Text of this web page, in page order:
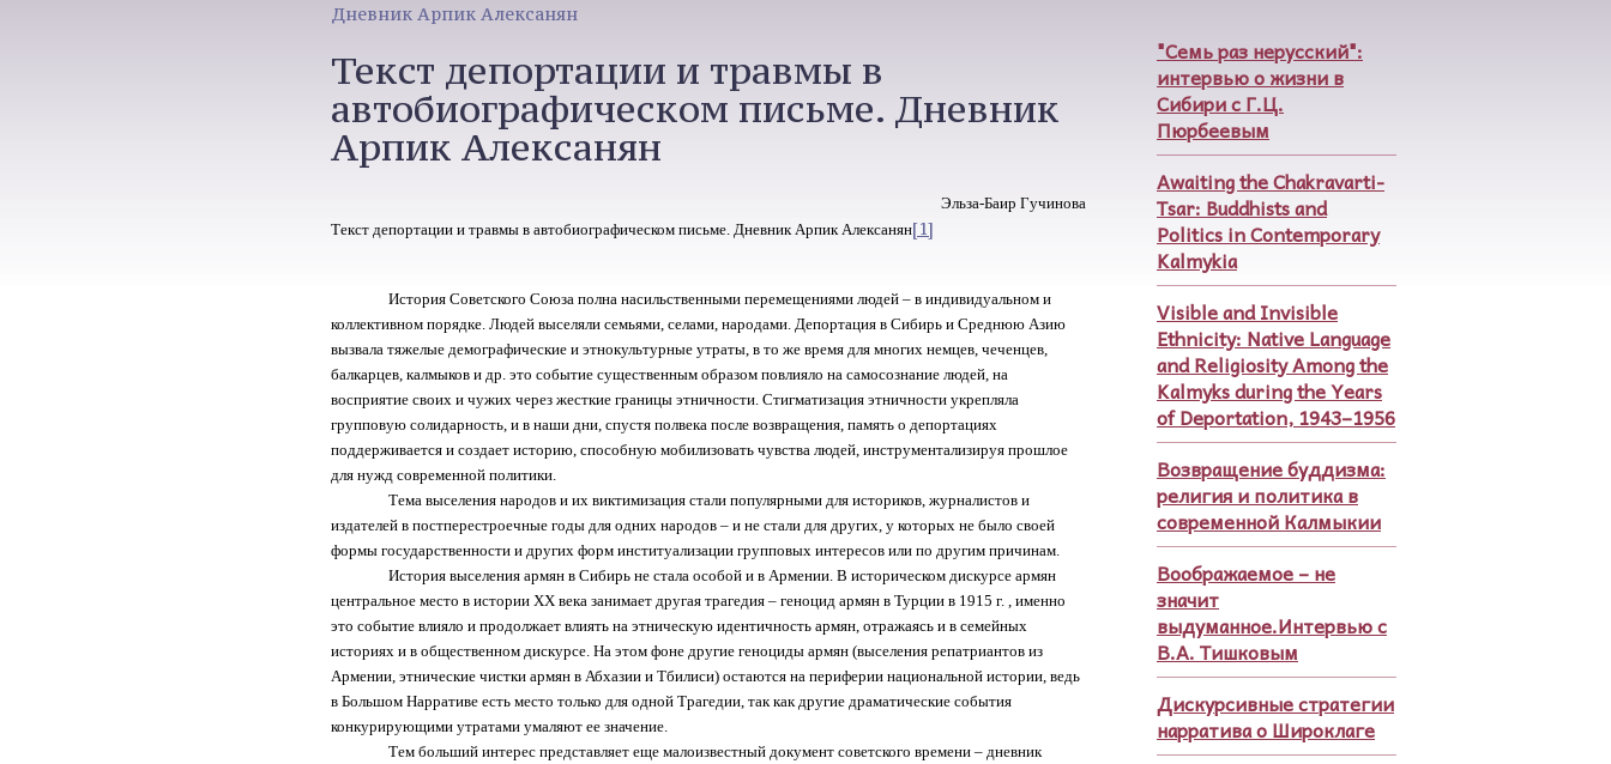
Дневник Арпик Алексанян
Текст депортации и травмы в
автобиографическом письме. Дневник
Арпик Алексанян
Эльза-Баир Гучинова
Текст депортации и травмы в автобиографическом письме. Дневник Арпик Алексанян[1]
История Советского Союза полна насильственными перемещениями людей – в индивидуальном и
коллективном порядке. Людей выселяли семьями, селами, народами. Депортация в Сибирь и Среднюю Азию
вызвала тяжелые демографические и этнокультурные утраты, в то же время для многих немцев, чеченцев,
балкарцев, калмыков и др. это событие существенным образом повлияло на самосознание людей, на
восприятие своих и чужих через жесткие границы этничности. Стигматизация этничности укрепляла
групповую солидарность, и в наши дни, спустя полвека после возвращения, память о депортациях
поддерживается и создает историю, способную мобилизовать чувства людей, инструментализируя прошлое
для нужд современной политики.
Тема выселения народов и их виктимизация стали популярными для историков, журналистов и
издателей в постперестроечные годы для одних народов – и не стали для других, у которых не было своей
формы государственности и других форм институализации групповых интересов или по другим причинам.
История выселения армян в Сибирь не стала особой и в Армении. В историческом дискурсе армян
центральное место в истории ХХ века занимает другая трагедия – геноцид армян в Турции в 1915 г. , именно
это событие влияло и продолжает влиять на этническую идентичность армян, отражаясь и в семейных
историях и в общественном дискурсе. На этом фоне другие геноциды армян (выселения репатриантов из
Армении, этнические чистки армян в Абхазии и Тбилиси) остаются на периферии национальной истории, ведь
в Большом Нарративе есть место только для одной Трагедии, так как другие драматические события
конкурирующими утратами умаляют ее значение.
Тем больший интерес представляет еще малоизвестный документ советского времени – дневник
"Семь раз нерусский":
интервью о жизни в
Сибири с Г.Ц.
Пюрбеевым
Awaiting the Chakravarti-
Tsar: Buddhists and
Politics in Contemporary
Kalmykia
Visible and Invisible
Ethnicity: Native Language
and Religiosity Among the
Kalmyks during the Years
of Deportation, 1943–1956
Возвращение буддизма:
религия и политика в
современной Калмыкии
Воображаемое – не
значит
выдуманное.Интервью с
В.А. Тишковым
Дискурсивные стратегии
нарратива о Широклаге